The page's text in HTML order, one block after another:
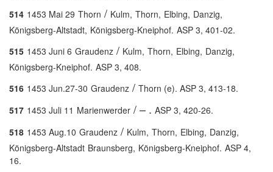
514 1453 Mai 29 Thorn / Kulm, Thorn, Elbing, Danzig,
Königsberg-Altstadt, Königsberg-Kneiphof. ASP 3, 401-02.
515 1453 Juni 6 Graudenz / Kulm, Thorn, Elbing, Danzig,
Königsberg-Kneiphof. ASP 3, 408.
516 1453 Jun.27-30 Graudenz / Thorn (e). ASP 3, 413-18.
517 1453 Juli 11 Marienwerder / – . ASP 3, 420-26.
518 1453 Aug.10 Graudenz / Kulm, Thorn, Elbing, Danzig,
Königsberg-Altstadt Braunsberg, Königsberg-Kneiphof. ASP 4,
16.